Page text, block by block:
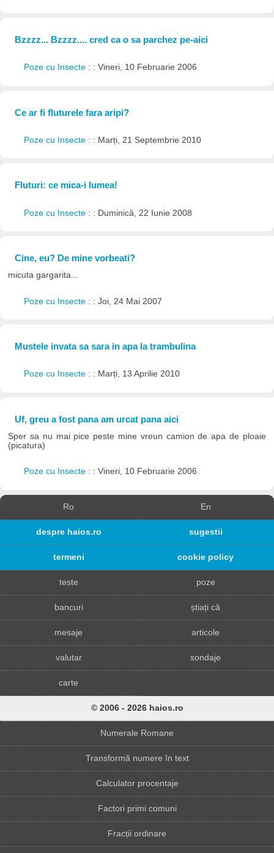
Bzzzz... Bzzzz.... cred ca o sa parchez pe-aici
Poze cu Insecte : : Vineri, 10 Februarie 2006
Ce ar fi fluturele fara aripi?
Poze cu Insecte : : Marți, 21 Septembrie 2010
Fluturi: ce mica-i lumea!
Poze cu Insecte : : Duminică, 22 Iunie 2008
Cine, eu? De mine vorbeati?
micuta gargarita...
Poze cu Insecte : : Joi, 24 Mai 2007
Mustele invata sa sara in apa la trambulina
Poze cu Insecte : : Marți, 13 Aprilie 2010
Uf, greu a fost pana am urcat pana aici
Sper sa nu mai pice peste mine vreun camion de apa de ploaie
(picatura)
Poze cu Insecte : : Vineri, 10 Februarie 2006
Ro En
despre haios.ro sugestii
termeni cookie policy
teste poze
bancuri știați că
mesaje articole
valutar sondaje
carte
© 2006 - 2026 haios.ro
Numerale Romane
Transformă numere în text
Calculator procentaje
Factori primi comuni
Fracții ordinare